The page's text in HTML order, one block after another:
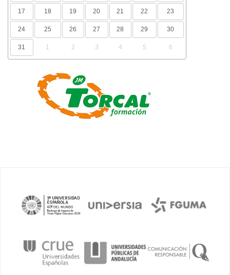
17 18 19 20 21 22 23
24 25 26 27 28 29 30
31 1 2 3 4 5 6